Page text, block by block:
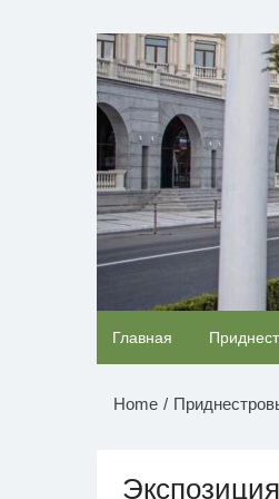
содержимомуНОВОСТИ
Главная
Home
Скрытая
вытворяют,